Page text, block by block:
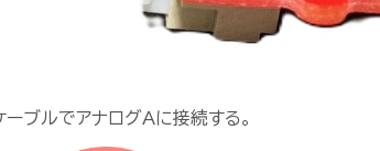
ルでアナログAに接続する。